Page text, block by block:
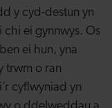
y cyd-destun yn
chi ei gynnwys. Os
ei hun, yna
trwm o ran
cyflwyniad yn